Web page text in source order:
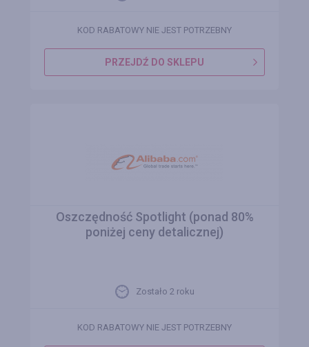
KOD RABATOWY NIE JEST POTRZEBNY
PRZEJDŹ DO SKLEPU
Oszczędność Spotlight (ponad 80%
poniżej ceny detalicznej)
Zostało 2 roku
KOD RABATOWY NIE JEST POTRZEBNY